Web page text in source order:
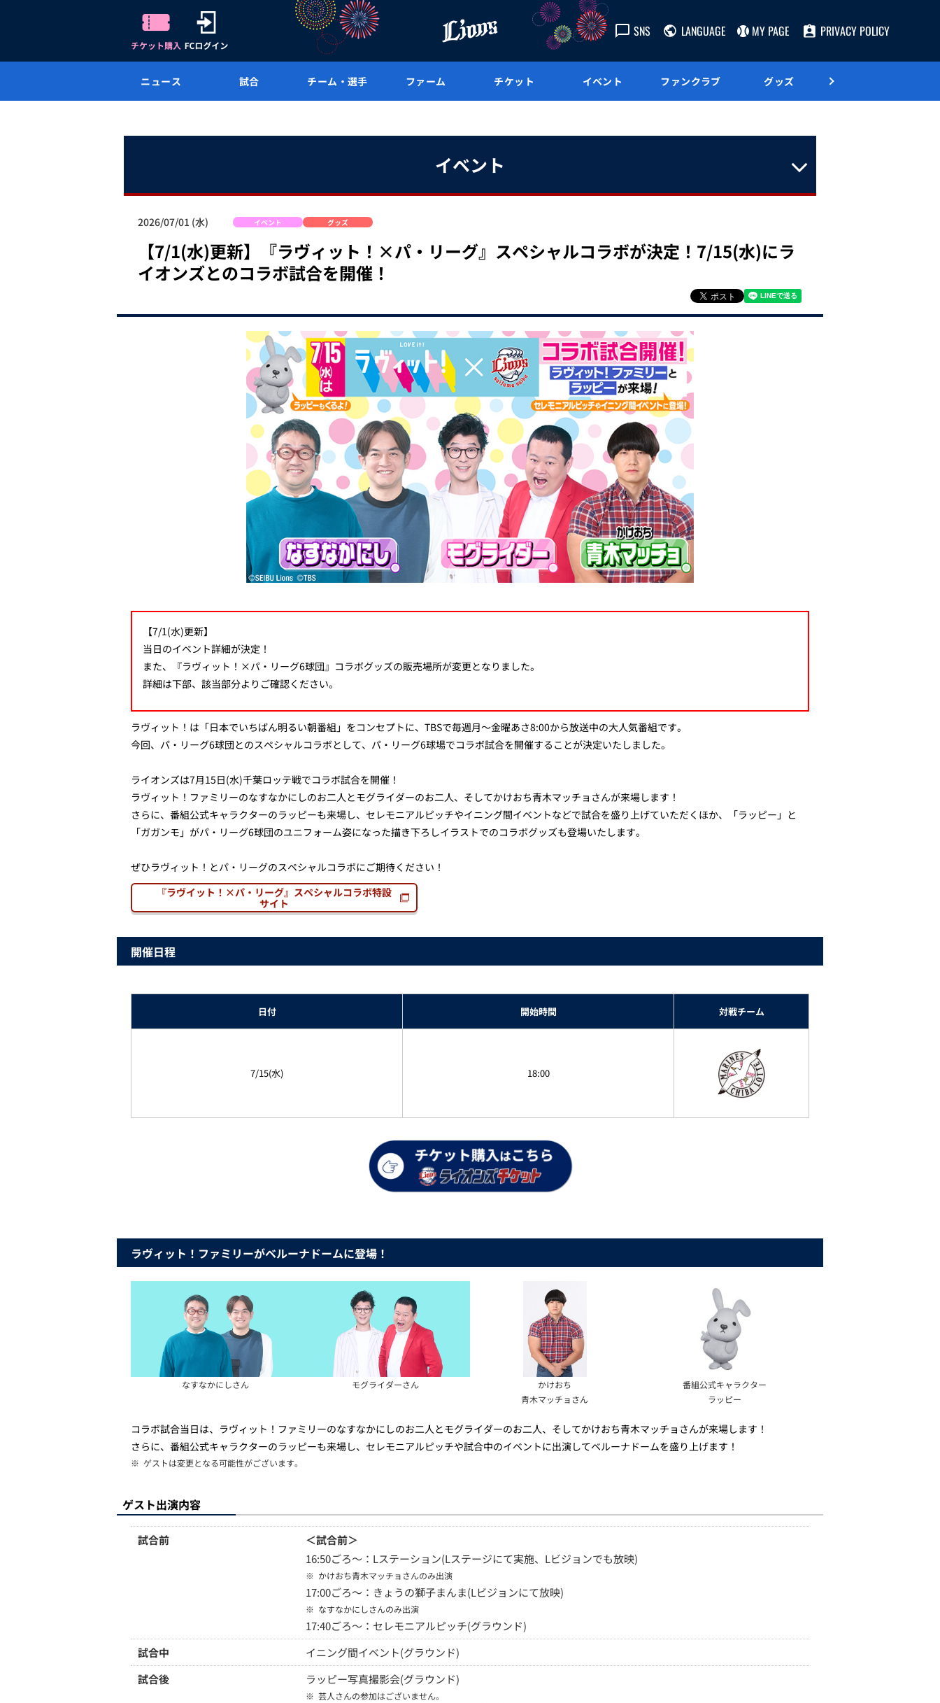
SNS LANGUAGE MY PAGE PRIVACY POLICY
ニュース 試合 チーム・選手 ファーム チケット イベント ファンクラブ グッズ
イベント
2026/07/01 (水) イベント グッズ
【7/1(水)更新】『ラヴィット！×パ・リーグ』スペシャルコラボが決定！7/15(水)にラ
イオンズとのコラボ試合を開催！
【7/1(水)更新】
当日のイベント詳細が決定！
また、『ラヴィット！×パ・リーグ6球団』コラボグッズの販売場所が変更となりました。
詳細は下部、該当部分よりご確認ください。
ラヴィット！は「日本でいちばん明るい朝番組」をコンセプトに、TBSで毎週月～金曜あさ8:00から放送中の大人気番組です。
今回、パ・リーグ6球団とのスペシャルコラボとして、パ・リーグ6球場でコラボ試合を開催することが決定いたしました。
ライオンズは7月15日(水)千葉ロッテ戦でコラボ試合を開催！
ラヴィット！ファミリーのなすなかにしのお二人とモグライダーのお二人、そしてかけおち青木マッチョさんが来場します！
さらに、番組公式キャラクターのラッピーも来場し、セレモニアルピッチやイニング間イベントなどで試合を盛り上げていただくほか、「ラッピー」と
「ガガンモ」がパ・リーグ6球団のユニフォーム姿になった描き下ろしイラストでのコラボグッズも登場いたします。
ぜひラヴィット！とパ・リーグのスペシャルコラボにご期待ください！
『ラヴイット！×パ・リーグ』スペシャルコラボ特設
サイト
開催日程
日付 開始時間 対戦チーム
7/15(水) 18:00
ラヴィット！ファミリーがベルーナドームに登場！
なすなかにしさん モグライダーさん
かけおち
青木マッチョさん
番組公式キャラクター
ラッピー
コラボ試合当日は、ラヴィット！ファミリーのなすなかにしのお二人とモグライダーのお二人、そしてかけおち青木マッチョさんが来場します！
さらに、番組公式キャラクターのラッピーも来場し、セレモニアルピッチや試合中のイベントに出演してベルーナドームを盛り上げます！
※ ゲストは変更となる可能性がございます。
ゲスト出演内容
試合前
＜試合前＞
16:50ごろ～：Lステーション(Lステージにて実施、Lビジョンでも放映)
※ かけおち青木マッチョさんのみ出演
17:00ごろ～：きょうの獅子まんま(Lビジョンにて放映)
※ なすなかにしさんのみ出演
17:40ごろ～：セレモニアルピッチ(グラウンド)
試合中
イニング間イベント(グラウンド)
試合後
ラッピー写真撮影会(グラウンド)
※ 芸人さんの参加はございません。